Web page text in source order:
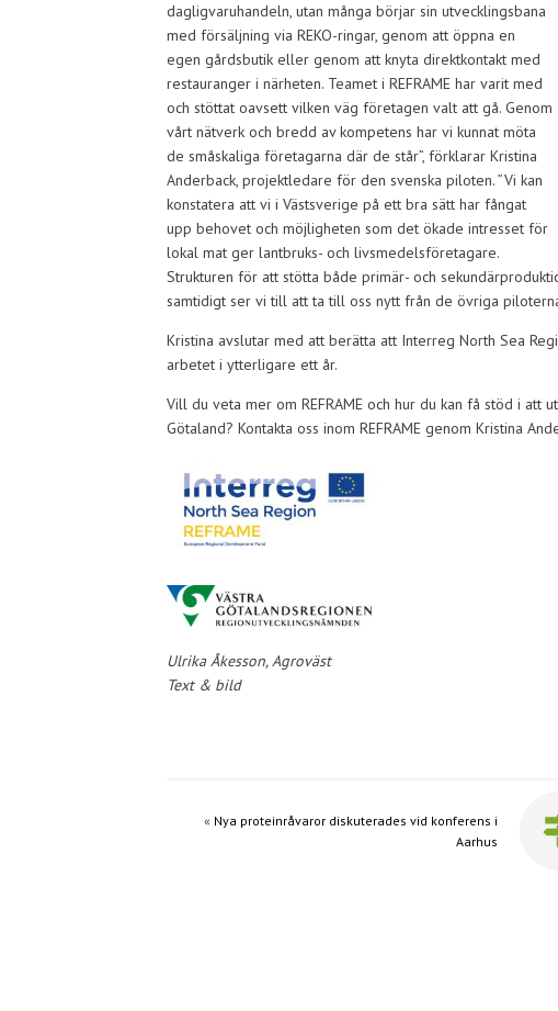
dagligvaruhandeln, utan många börjar sin utvecklingsbana
med försäljning via REKO-ringar, genom att öppna en
egen gårdsbutik eller genom att knyta direktkontakt med
restauranger i närheten. Teamet i REFRAME har varit med
och stöttat oavsett vilken väg företagen valt att gå. Genom
vårt nätverk och bredd av kompetens har vi kunnat möta
de småskaliga företagarna där de står”, förklarar Kristina
Anderback, projektledare för den svenska piloten. ”Vi kan
konstatera att vi i Västsverige på ett bra sätt har fångat
upp behovet och möjligheten som det ökade intresset för
lokal mat ger lantbruks- och livsmedelsföretagare.
Strukturen för att stötta både primär- och
samtidigt ser vi till att ta till oss nytt från de övriga
Kristina avslutar med att berätta att Interreg North Sea
arbetet i ytterligare ett år.
Vill du veta mer om REFRAME och hur du kan få stöd i
Götaland? Kontakta oss inom REFRAME genom Kristina
Ulrika Åkesson, Agroväst
Text & bild
« Nya proteinråvaror diskuterades vid konferens i
Aarhus